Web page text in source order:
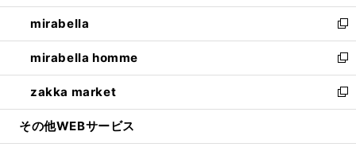
開
く
ウ
で
開
く
ン
ド
ウ
で
開
く
ウ
ィ
ン
ド
ウ
で
開
し
い
ウ
ィ
ン
ド
ウ
開
mirabella
新
し
い
ウ
ィ
ン
ウ
mirabella homme
新
し
い
ウ
zakka market
新
し
その他WEBサービス